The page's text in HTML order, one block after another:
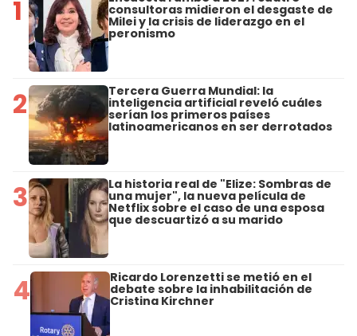
1 consultoras midieron el desgaste de
Milei y la crisis de liderazgo en el
peronismo
2 Tercera Guerra Mundial: la
inteligencia artificial reveló cuáles
serían los primeros países
latinoamericanos en ser derrotados
3 La historia real de "Elize: Sombras de
una mujer", la nueva película de
Netflix sobre el caso de una esposa
que descuartizó a su marido
4 Ricardo Lorenzetti se metió en el
debate sobre la inhabilitación de
Cristina Kirchner